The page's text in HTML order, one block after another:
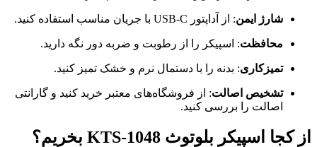
شارژ ایمن: از آداپتور USB-C با جریان مناسب استفاده کنید.
محافظت: اسپیکر را از رطوبت و ضربه دور نگه دارید.
تمیزکاری: بدنه را با دستمال نرم و خشک تمیز کنید.
تشخیص اصالت: از فروشگاه‌های معتبر خرید کنید و گارانتی
اصالت را بررسی کنید.
از کجا اسپیکر بلوتوث KTS-1048 بخریم؟